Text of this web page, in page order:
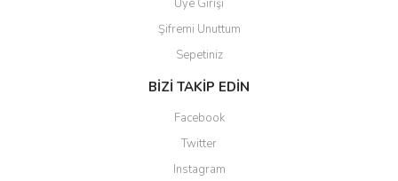
Üye Girişi
Şifremi Unuttum
Sepetiniz
BİZİ TAKİP EDİN
Facebook
Twitter
Instagram